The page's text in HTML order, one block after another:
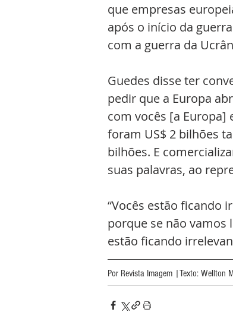
que empresas
após o início da
com a guerra da
Guedes disse ter
pedir que a Europa
com vocês [a Europa]
foram US$ 2 bilhões
bilhões. E
suas palavras, ao
“Vocês estão ficando
porque se não vamos
estão ficando
Por Revista Imagem |Texto: Wellton